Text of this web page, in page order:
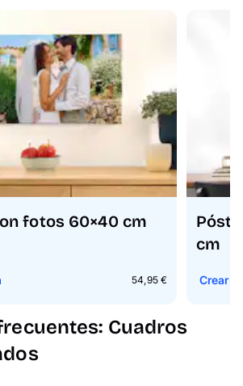
fotos 60×40 cm
54,95 €
cm
Crear
Cuadros